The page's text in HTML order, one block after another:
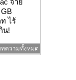
จ่าย
ไร้
น!
ความทั้งหมด